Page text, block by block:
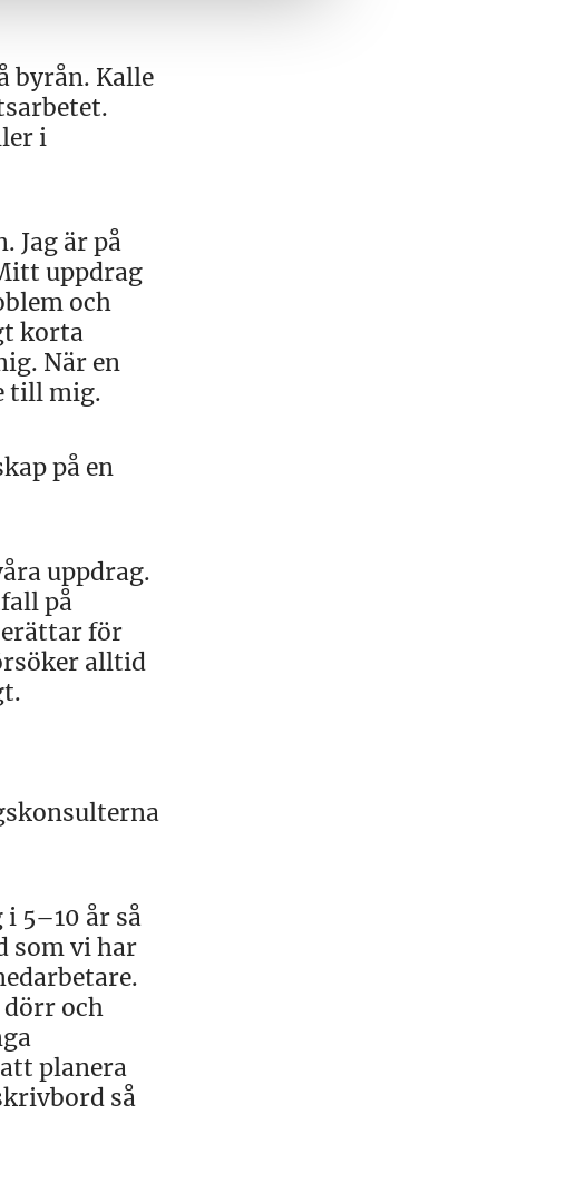
byrån. Kalle
i
Jag är på
uppdrag
och
korta
När en
till mig.
på en
uppdrag.
på
för
alltid
5–10 år så
som vi har
och
planera
så